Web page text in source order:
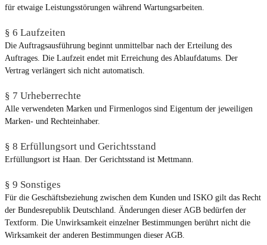
für etwaige Leistungsstörungen während Wartungsarbeiten.
§ 6 Laufzeiten
Die Auftragsausführung beginnt unmittelbar nach der Erteilung des
Auftrages. Die Laufzeit endet mit Erreichung des Ablaufdatums. Der
Vertrag verlängert sich nicht automatisch.
§ 7 Urheberrechte
Alle verwendeten Marken und Firmenlogos sind Eigentum der jeweiligen
Marken- und Rechteinhaber.
§ 8 Erfüllungsort und Gerichtsstand
Erfüllungsort ist Haan. Der Gerichtsstand ist Mettmann.
§ 9 Sonstiges
Für die Geschäftsbeziehung zwischen dem Kunden und ISKO gilt das Recht
der Bundesrepublik Deutschland. Änderungen dieser AGB bedürfen der
Textform. Die Unwirksamkeit einzelner Bestimmungen berührt nicht die
Wirksamkeit der anderen Bestimmungen dieser AGB.